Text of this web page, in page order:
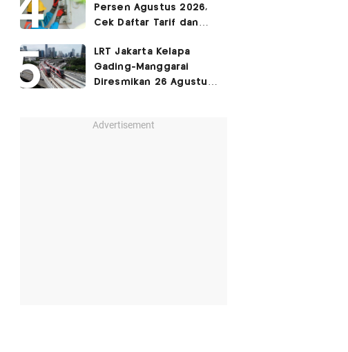
Persen Agustus 2026,
Cek Daftar Tarif dan
LRT Jakarta Kelapa
Gading-Manggarai
Diresmikan 26 Agustus
Advertisement